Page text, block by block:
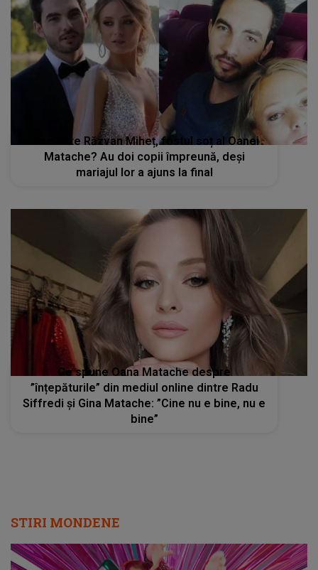
Cine este Răzvan Miheț, fostul soț al Oanei
Matache? Au doi copii împreună, deși
mariajul lor a ajuns la final
Ce spune Oana Matache despre
”înțepăturile” din mediul online dintre Radu
Siffredi și Gina Matache: ”Cine nu e bine, nu e
bine”
STIRI MONDENE